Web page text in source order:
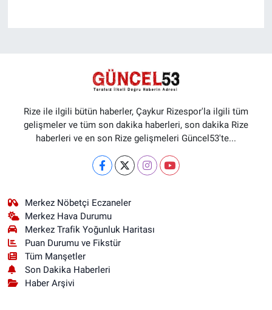
Rize ile ilgili bütün haberler, Çaykur Rizespor'la ilgili tüm
gelişmeler ve tüm son dakika haberleri, son dakika Rize
haberleri ve en son Rize gelişmeleri Güncel53'te...
Merkez Nöbetçi Eczaneler
Merkez Hava Durumu
Merkez Trafik Yoğunluk Haritası
Puan Durumu ve Fikstür
Tüm Manşetler
Son Dakika Haberleri
Haber Arşivi